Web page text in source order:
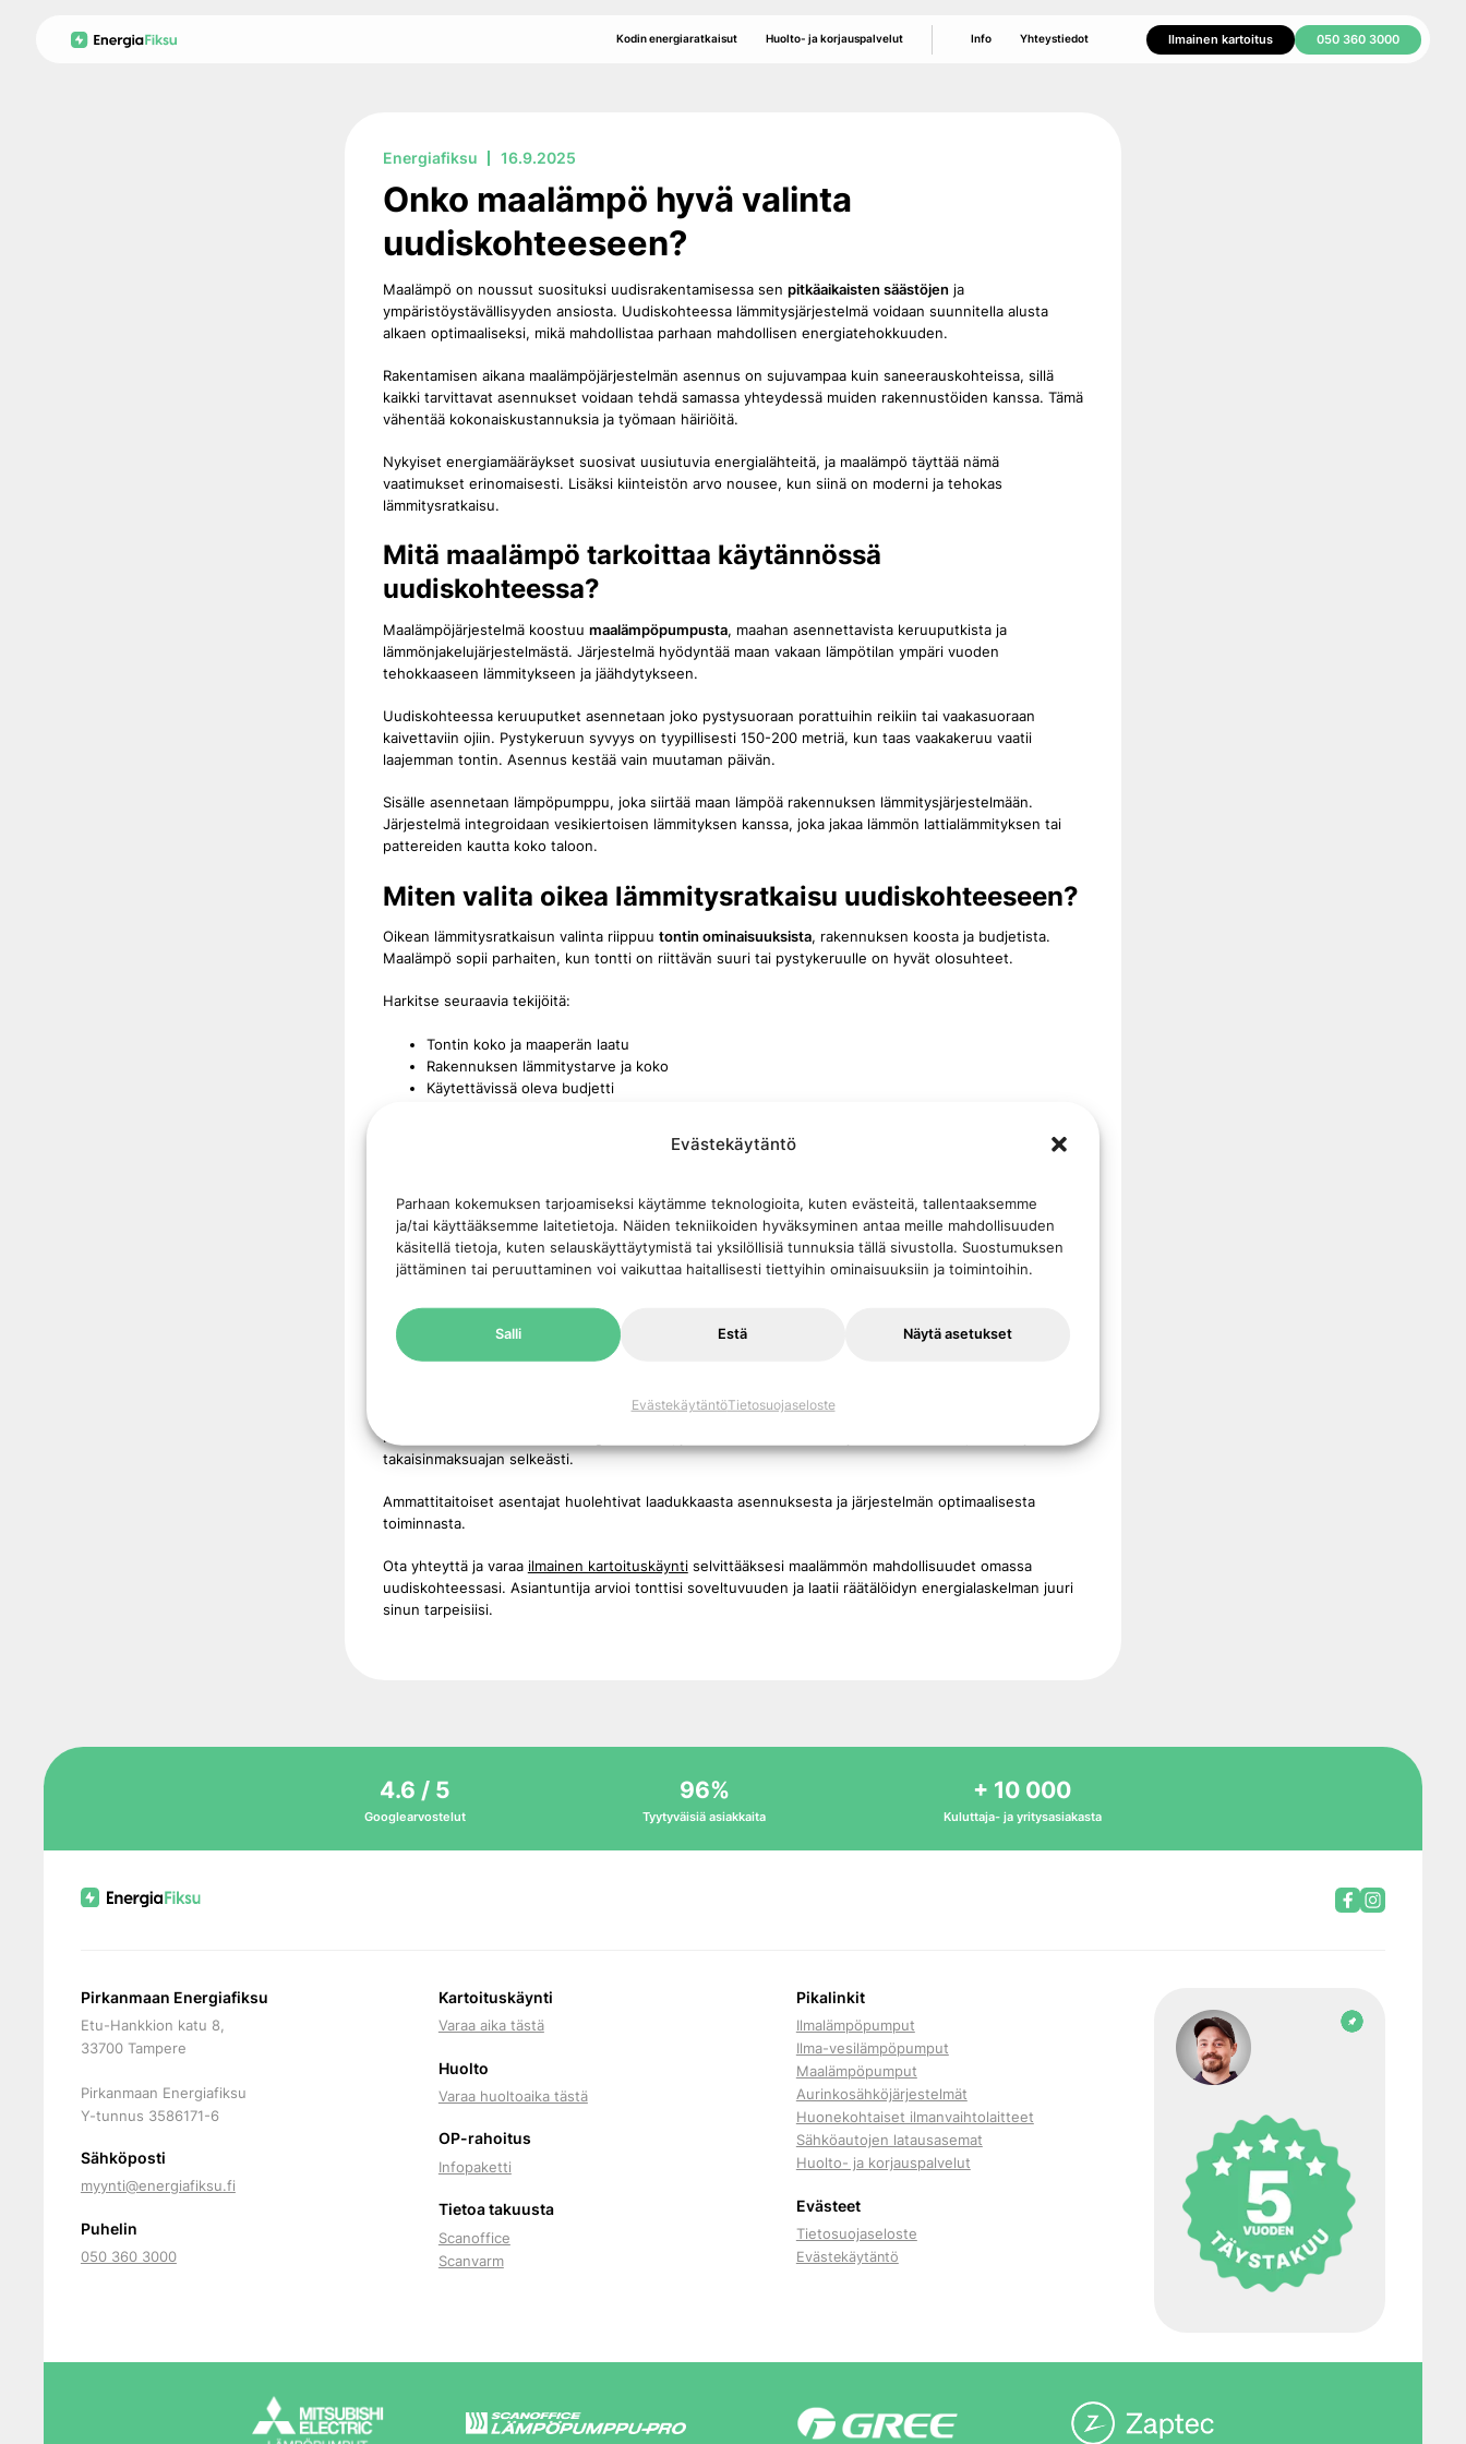
Evästekäytäntö
Parhaan kokemuksen tarjoamiseksi käytämme teknologioita, kuten evästeitä, tallentaaksemme
ja/tai käyttääksemme laitetietoja. Näiden tekniikoiden hyväksyminen antaa meille mahdollisuuden
käsitellä tietoja, kuten selauskäyttäytymistä tai yksilöllisiä tunnuksia tällä sivustolla. Suostumuksen
jättäminen tai peruuttaminen voi vaikuttaa haitallisesti tiettyihin ominaisuuksiin ja toimintoihin.
Salli Estä Näytä asetukset
EvästekäytäntöTietosuojaseloste
Kodin energiaratkaisut
Sähköautoilu
Huolto- ja korjauspalvelut
IV puhdistukset
Info Yhteystiedot Ilmainen kartoitus 050 360 3000
Energiafiksu
Onko maalämpö hyvä valinta
uudiskohteeseen?
Maalämpö on noussut suosituksi uudisrakentamisessa sen pitkäaikaisten säästöjen ja
ympäristöystävällisyyden ansiosta. Uudiskohteessa lämmitysjärjestelmä voidaan suunnitella alusta
alkaen optimaaliseksi, mikä mahdollistaa parhaan mahdollisen energiatehokkuuden.
Rakentamisen aikana maalämpöjärjestelmän asennus on sujuvampaa kuin saneerauskohteissa, sillä
kaikki tarvittavat asennukset voidaan tehdä samassa yhteydessä muiden rakennustöiden kanssa. Tämä
vähentää kokonaiskustannuksia ja työmaan häiriöitä.
Nykyiset energiamääräykset suosivat uusiutuvia energialähteitä, ja maalämpö täyttää nämä
vaatimukset erinomaisesti. Lisäksi kiinteistön arvo nousee, kun siinä on moderni ja tehokas
lämmitysratkaisu.
Mitä maalämpö tarkoittaa käytännössä
uudiskohteessa?
Maalämpöjärjestelmä koostuu maalämpöpumpusta, maahan asennettavista keruuputkista ja
lämmönjakelujärjestelmästä. Järjestelmä hyödyntää maan vakaan lämpötilan ympäri vuoden
tehokkaaseen lämmitykseen ja jäähdytykseen.
Uudiskohteessa keruuputket asennetaan joko pystysuoraan porattuihin reikiin tai vaakasuoraan
kaivettaviin ojiin. Pystykeruun syvyys on tyypillisesti 150-200 metriä, kun taas vaakakeruu vaatii
laajemman tontin. Asennus kestää vain muutaman päivän.
Sisälle asennetaan lämpöpumppu, joka siirtää maan lämpöä rakennuksen lämmitysjärjestelmään.
Järjestelmä integroidaan vesikiertoisen lämmityksen kanssa, joka jakaa lämmön lattialämmityksen tai
pattereiden kautta koko taloon.
Miten valita oikea lämmitysratkaisu uudiskohteeseen?
Oikean lämmitysratkaisun valinta riippuu tontin ominaisuuksista, rakennuksen koosta ja budjetista.
Maalämpö sopii parhaiten, kun tontti on riittävän suuri tai pystykeruulle on hyvät olosuhteet.
Harkitse seuraavia tekijöitä:
Tontin koko ja maaperän laatu
Rakennuksen lämmitystarve ja koko
Käytettävissä oleva budjetti
sähkölämmitykseen nähden käyttökustannukset ovat huomattavasti pienemmät pitkällä aikavälillä.
Ammattilaisen tekemä energialaskelma auttaa vertailemaan eri vaihtoehtoja ja niiden todellisia
kustannuksia. Laskelmasta näet suoraan takaisinmaksuajan ja pitkän aikavälin säästöt.
Energiafiksun asiantuntija-apu maalämpöratkaisuihin
Maalämpöjärjestelmän onnistunut toteutus vaatii
Pirkanmaan alueella toimiva Energiafiksu tarjoaa kokonaisvaltaisiamaalämpöratkaisuja
Palveluun kuuluu ilmainen energialaskelma, josta näet eri vaihtoehtojen kustannukset, tuoton ja
takaisinmaksuajan selkeästi.
Ammattitaitoiset asentajat huolehtivat laadukkaasta asennuksesta ja järjestelmän optimaalisesta
toiminnasta.
Ota yhteyttä ja varaa ilmainen kartoituskäyntiselvittääksesi maalämmön mahdollisuudet omassa
uudiskohteessasi. Asiantuntija arvioi tonttisi soveltuvuuden ja laatii räätälöidyn energialaskelman juuri
sinun tarpeisiisi.
4.6 / 5
Googlearvostelut
96%
Tyytyväisiä asiakkaita
+ 10 000
Kuluttaja- ja yritysasiakasta
Pirkanmaan Energiafiksu
Etu-Hankkion katu 8,
33700 Tampere
Pirkanmaan Energiafiksu
Y-tunnus 3586171-6
Sähköposti
myynti@energiafiksu.fi
Puhelin
050 360 3000
Kartoituskäynti
Varaa aika tästä
Huolto
Varaa huoltoaika tästä
OP-rahoitus
Infopaketti
Tietoa takuusta
Scanoffice
Scanvarm
Pikalinkit
Ilmalämpöpumput
Ilma-vesilämpöpumput
Maalämpöpumput
Aurinkosähköjärjestelmät
Huonekohtaiset ilmanvaihtolaitteet
Sähköautojen latausasemat
Huolto- ja korjauspalvelut
Evästeet
Tietosuojaseloste
Evästekäytäntö